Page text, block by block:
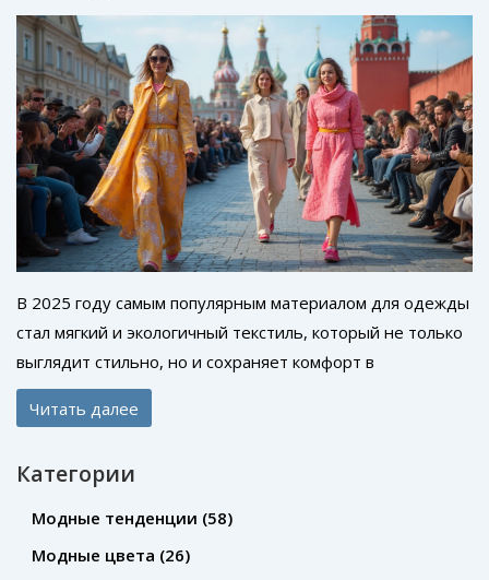
В 2025 году самым популярным материалом для одежды
стал мягкий и экологичный текстиль, который не только
выглядит стильно, но и сохраняет комфорт в
повседневной носке. Какие ткани пользуются
наибольшим спросом и почему именно они попали в
уверенность при выборе одежды и даже почувствовать
себя в курсе последних трендов. Этой весной текстиль
Читать далее
Категории
Модные тенденции (58)
Модные цвета (26)